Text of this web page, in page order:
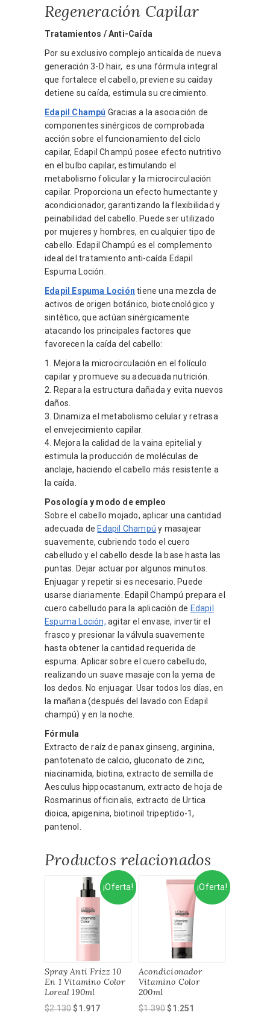
Regeneración Capilar
Tratamientos / Anti-Caída
Por su exclusivo complejo anticaída de nueva
generación 3-D hair, es una fórmula integral
que fortalece el cabello, previene su caíday
detiene su caída, estimula su crecimiento.
Edapil Champú Gracias a la asociación de
componentes sinérgicos de comprobada
acción sobre el funcionamiento del ciclo
capilar, Edapil Champú posee efecto nutritivo
en el bulbo capilar, estimulando el
metabolismo folicular y la microcirculación
capilar. Proporciona un efecto humectante y
acondicionador, garantizando la flexibilidad y
peinabilidad del cabello. Puede ser utilizado
por mujeres y hombres, en cualquier tipo de
cabello. Edapil Champú es el complemento
ideal del tratamiento anti-caída Edapil
Espuma Loción.
Edapil Espuma Loción tiene una mezcla de
activos de origen botánico, biotecnológico y
sintético, que actúan sinérgicamente
atacando los principales factores que
favorecen la caída del cabello:
1. Mejora la microcirculación en el folículo
capilar y promueve su adecuada nutrición.
2. Repara la estructura dañada y evita nuevos
daños.
3. Dinamiza el metabolismo celular y retrasa
el envejecimiento capilar.
4. Mejora la calidad de la vaina epitelial y
estimula la producción de moléculas de
anclaje, haciendo el cabello más resistente a
la caída.
Posología y modo de empleo
Sobre el cabello mojado, aplicar una cantidad
adecuada de Edapil Champú y masajear
suavemente, cubriendo todo el cuero
cabelludo y el cabello desde la base hasta las
puntas. Dejar actuar por algunos minutos.
Enjuagar y repetir si es necesario. Puede
usarse diariamente. Edapil Champú prepara el
cuero cabelludo para la aplicación de Edapil
Espuma Loción, agitar el envase, invertir el
frasco y presionar la válvula suavemente
hasta obtener la cantidad requerida de
espuma. Aplicar sobre el cuero cabelludo,
realizando un suave masaje con la yema de
los dedos. No enjuagar. Usar todos los días, en
la mañana (después del lavado con Edapil
champú) y en la noche.
Fórmula
Extracto de raíz de panax ginseng, arginina,
pantotenato de calcio, gluconato de zinc,
niacinamida, biotina, extracto de semilla de
Aesculus hippocastanum, extracto de hoja de
Rosmarinus officinalis, extracto de Urtica
dioica, apigenina, biotinoil tripeptido-1,
pantenol.
Productos relacionados
¡Oferta!
Spray Anti Frizz 10
En 1 Vitamino Color
Loreal 190ml
$2.130El
$1.917El
¡Oferta!
Acondicionador
Vitamino Color
200ml
$1.390El
$1.251